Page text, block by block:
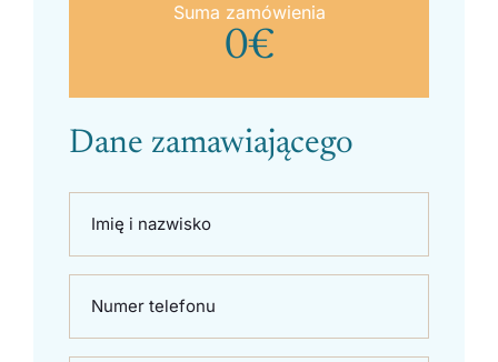
Suma zamówienia
0€
Dane zamawiającego
Imię i nazwisko
Numer telefonu